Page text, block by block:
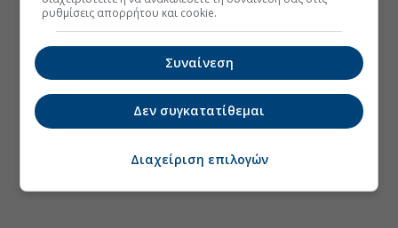
ρυθμίσεις απορρήτου και cookie.
Συναίνεση
Δεν συγκατατίθεμαι
Διαχείριση επιλογών